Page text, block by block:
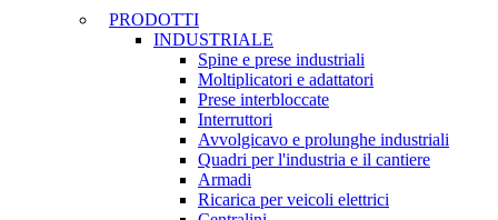
PRODOTTI
INDUSTRIALE
Spine e prese industriali
Moltiplicatori e adattatori
Prese interbloccate
Interruttori
Avvolgicavo e prolunghe industriali
Quadri per l'industria e il cantiere
Armadi
Ricarica per veicoli elettrici